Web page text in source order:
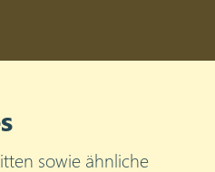
sowie ähnliche